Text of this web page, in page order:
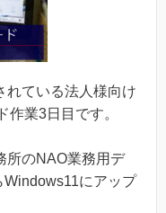
れている法人様向け
業3日目です。
所のNAO業務用デ
にアップ